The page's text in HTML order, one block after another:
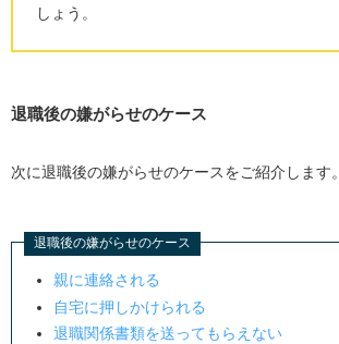
しょう。
退職後の嫌がらせのケース
次に退職後の嫌がらせのケースをご紹介します。
退職後の嫌がらせのケース
親に連絡される
自宅に押しかけられる
退職関係書類を送ってもらえない